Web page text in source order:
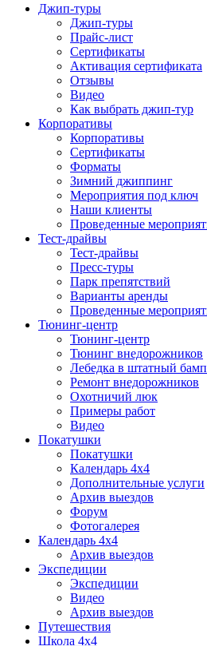
Джип-туры
Джип-туры
Прайс-лист
Сертификаты
Активация сертификата
Отзывы
Видео
Как выбрать джип-тур
Корпоративы
Корпоративы
Сертификаты
Форматы
Зимний джиппинг
Мероприятия под ключ
Наши клиенты
Проведенные
Тест-драйвы
Тест-драйвы
Пресс-туры
Парк препятствий
Варианты аренды
Проведенные
Тюнинг-центр
Тюнинг-центр
Тюнинг внедорожников
Лебедка в штатный
Ремонт внедорожников
Охотничий люк
Примеры работ
Видео
Покатушки
Покатушки
Календарь 4х4
Дополнительные услуги
Архив выездов
Форум
Фотогалерея
Календарь 4х4
Архив выездов
Экспедиции
Экспедиции
Видео
Архив выездов
Путешествия
Школа 4х4